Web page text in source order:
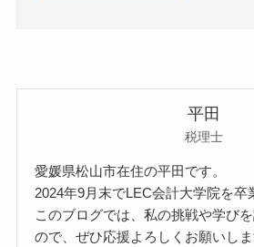
平田
税理士
愛媛県松山市在住の平田です。
2024年9月末でLEC会計大学院を卒
このブログでは、私の挑戦や学び
ので、ぜひ応援よろしくお願いしま